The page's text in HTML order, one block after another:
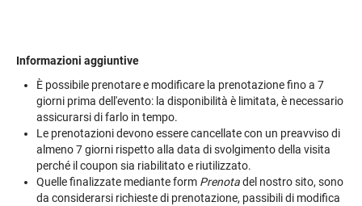
Informazioni aggiuntive
È possibile prenotare e modificare la prenotazione fino a 7
giorni prima dell'evento: la disponibilità è limitata, è necessario
assicurarsi di farlo in tempo.
Le prenotazioni devono essere cancellate con un preavviso di
almeno 7 giorni rispetto alla data di svolgimento della visita
perché il coupon sia riabilitato e riutilizzato.
Quelle finalizzate mediante form Prenotadel nostro sito, sono
da considerarsi richieste di prenotazione, passibili di modifica